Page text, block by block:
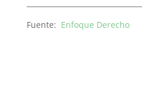
Fuente: Enfoque Derecho